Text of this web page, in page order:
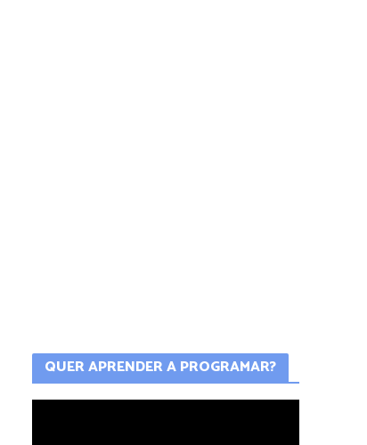
QUER APRENDER A PROGRAMAR?